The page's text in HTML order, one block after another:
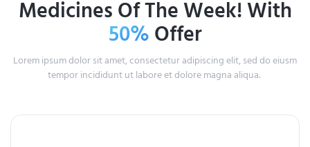
Medicines Of The Week! With
50%Offer
Lorem ipsum dolor sit amet, consectetur adipiscing elit, sed do eiusm
tempor incididunt ut labore et dolore magna aliqua.